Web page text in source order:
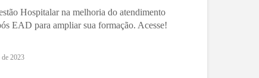
Hospitalar na melhoria do atendimento
EAD para ampliar sua formação. Acesse!
de 2023